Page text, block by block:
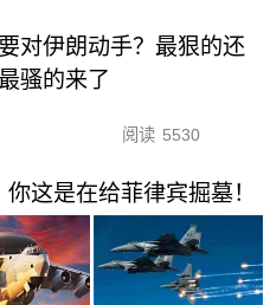
对伊朗动手？最狠的还
骚的来了
阅读 5530
这是在给菲律宾掘墓！